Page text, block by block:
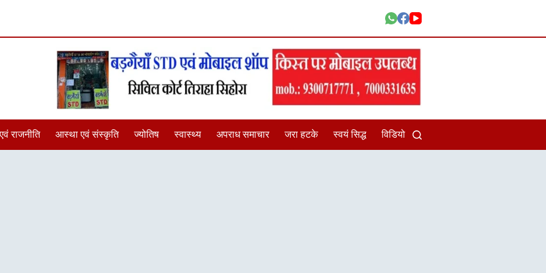
राजनीति आस्था एवं संस्कृति ज्योतिष स्वास्थ्य अपराध समाचार जरा हटके स्वयं सिद्ध विडियो